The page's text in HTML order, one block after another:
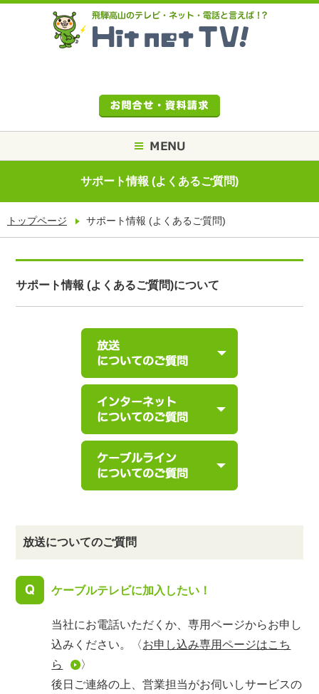
サポート情報 (よくあるご質問)
トップページ サポート情報 (よくあるご質問)
サポート情報 (よくあるご質問)について
放送についてのご質問
ケーブルテレビに加入したい！
当社にお電話いただくか、専用ページからお申し
込みください。〈お申し込み専用ページはこち
ら
〉
後日ご連絡の上、営業担当がお伺いしサービスの